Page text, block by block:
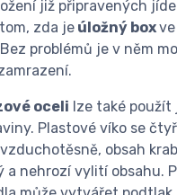
již připravených
zda je úložný box
problémů je v něm
oceli lze také použít
Plastové víko se
obsah
a nehrozí vylití obsahu.